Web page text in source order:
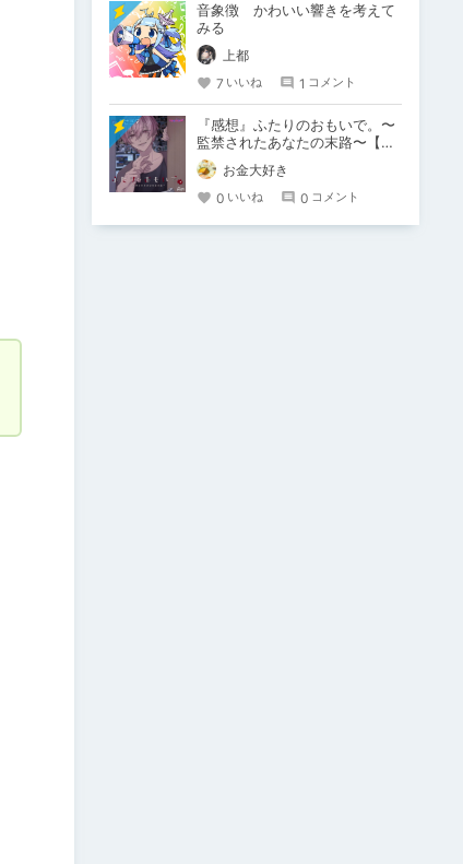
音象徴 かわいい響きを考えて
みる
上都
7 いいね 1 コメント
『感想』ふたりのおもいで。〜
監禁されたあなたの末路〜【が
るまに限定特典付き】
お金大好き
0 いいね 0 コメント